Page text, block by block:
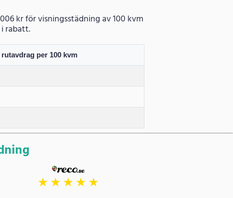
kr för visningsstädning av 100 kvm
rabatt.
per 100 kvm
★★★★★